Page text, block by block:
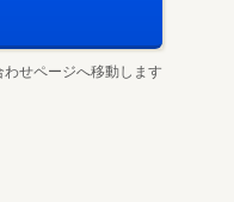
せページへ移動します